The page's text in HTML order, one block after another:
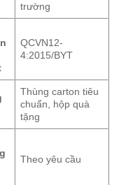
trường
QCVN12-
4:2015/BYT
Thùng carton tiêu
chuẩn, hộp quà
tặng
Theo yêu cầu